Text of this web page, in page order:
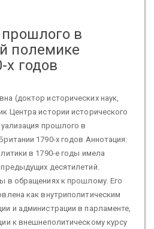
в
полемике
х годов
(доктор исторических наук,
Центра истории исторического
прошлого в
1790-х годов Аннотация:
в 1790-е годы имела
десятилетий.
в обращениях к прошлому. Его
как внутриполитическим
и администрации в парламенте,
к внешнеполитическому курсу